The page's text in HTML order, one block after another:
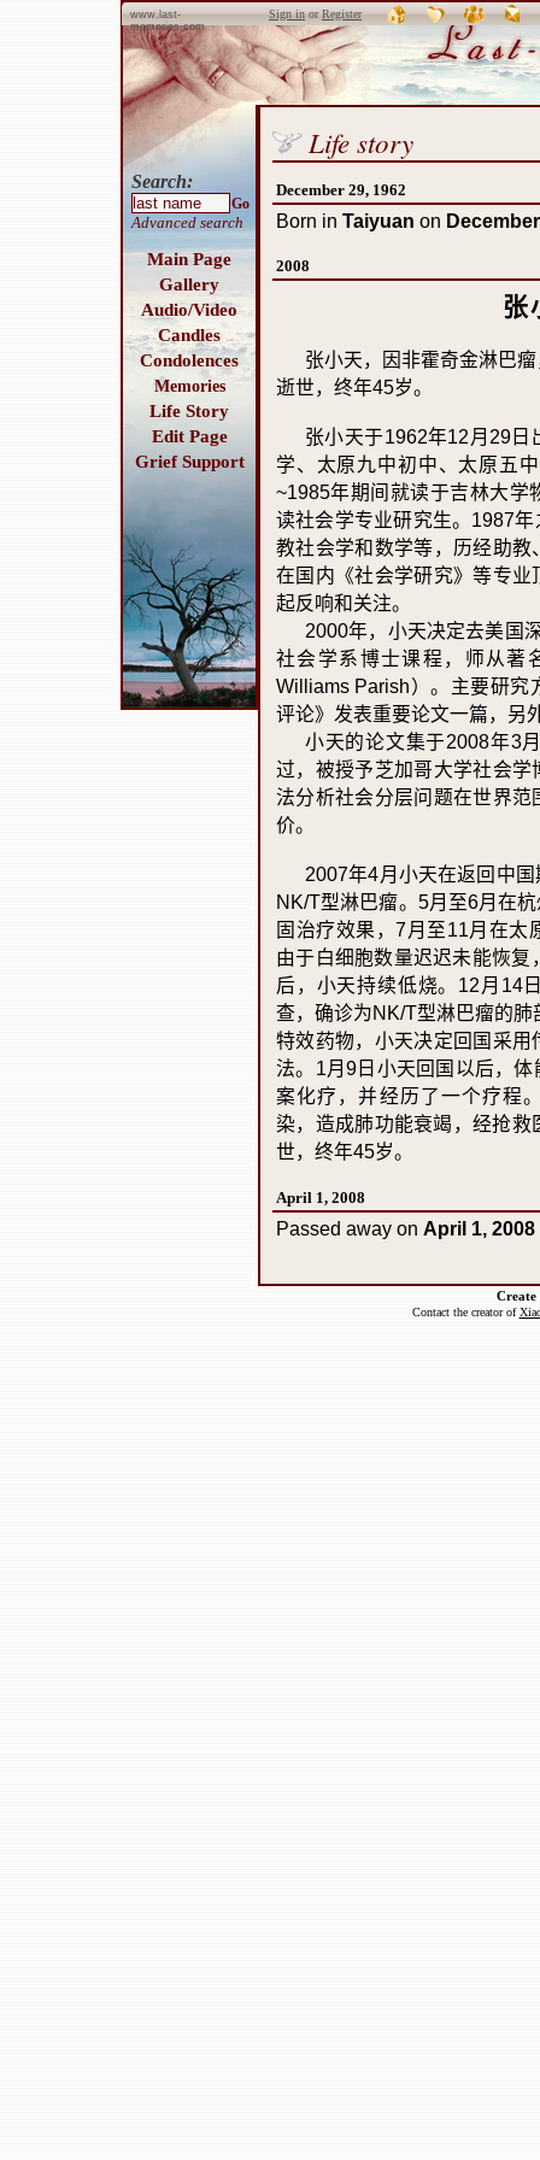
www.last-
memories.com
Sign inorRegister
Search:
Go
Advanced search
Main Page
Gallery
Audio/Video
Candles
Condolences
Memories
Life Story
Edit Page
Grief Support
Life story
December 29, 1962
Born in Taiyuan on
2008
张
张小天，因非霍奇金淋巴
逝世，终年45岁。
张小天于1962年12 月 29 日
学、太原九中初中、太原五
~1985年期间就读于吉林大学
读社会学专业研究生。 1987年
教社会学和数学等，历经助
在国内《社会学研究》等专
起反响和关注。
2000年，小天决定去美国
社会学系博士课程，师从著
Williams Parish）。主要研究
评论》发表重要论文一篇，另
小天的论文集于2008年3
过，被授予芝加哥大学社会
法分析社会分层问题在世界
价。
2007年4月小天在返回中
NK/T型淋巴瘤。 5月至6月在
固治疗效果，7 月至11月在太
由于白细胞数量迟迟未能恢复
后，小天持续低烧。 12 月 14
查，确诊为NK/T型淋巴瘤的肺
特效药物，小天决定回国采
法。 1月9 日小天回国以后，
案化疗，并经历了一个疗程
染，造成肺功能衰竭，经抢救
世，终年45岁。
April 1, 2008
Passed away on April 1, 2008
Create
Contact the creator of